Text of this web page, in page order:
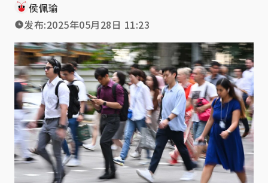
侯佩瑜
发布:2025年05月28日 11:23